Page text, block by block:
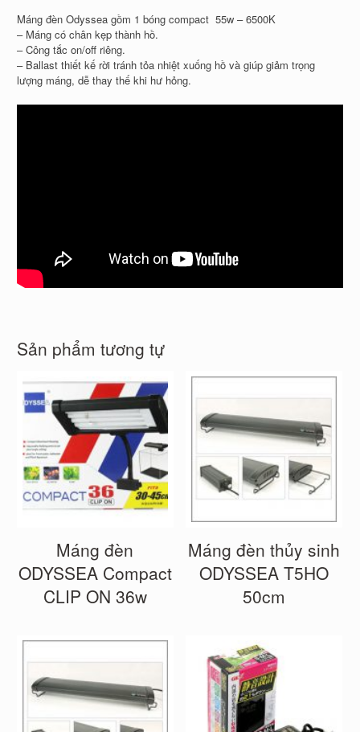
Máng đèn Odyssea gồm 1 bóng compact 55w – 6500K
– Máng có chân kẹp thành hồ.
– Công tắc on/off riêng.
– Ballast thiết kế rời tránh tỏa nhiệt xuống hồ và giúp giảm trọng
lượng máng, dễ thay thế khi hư hỏng.
Sản phẩm tương tự
Máng đèn
ODYSSEA Compact
CLIP ON 36w
Máng đèn thủy sinh
ODYSSEA T5HO
50cm